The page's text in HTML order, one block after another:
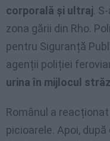
corporală și ultraj.
zona gării din Rho.
pentru Siguranță
agenții poliției
urina în mijlocul
Românul a reacționat
picioarele. Apoi,